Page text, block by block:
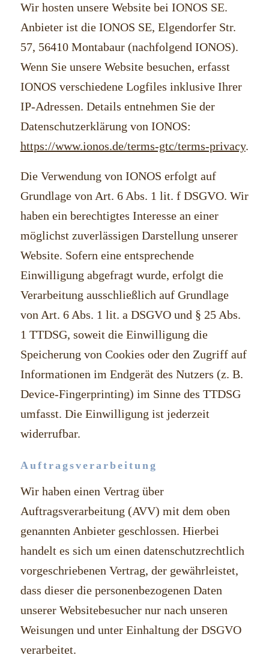
Wir hosten unsere Website bei IONOS SE.
Anbieter ist die IONOS SE, Elgendorfer Str.
57, 56410 Montabaur (nachfolgend IONOS).
Wenn Sie unsere Website besuchen, erfasst
IONOS verschiedene Logfiles inklusive Ihrer
IP-Adressen. Details entnehmen Sie der
Datenschutzerklärung von IONOS:
https://www.ionos.de/terms-gtc/terms-privacy.
Die Verwendung von IONOS erfolgt auf
Grundlage von Art. 6 Abs. 1 lit. f DSGVO. Wir
haben ein berechtigtes Interesse an einer
möglichst zuverlässigen Darstellung unserer
Website. Sofern eine entsprechende
Einwilligung abgefragt wurde, erfolgt die
Verarbeitung ausschließlich auf Grundlage
von Art. 6 Abs. 1 lit. a DSGVO und § 25 Abs.
1 TTDSG, soweit die Einwilligung die
Speicherung von Cookies oder den Zugriff auf
Informationen im Endgerät des Nutzers (z. B.
Device-Fingerprinting) im Sinne des TTDSG
umfasst. Die Einwilligung ist jederzeit
widerrufbar.
Auftragsverarbeitung
Wir haben einen Vertrag über
Auftragsverarbeitung (AVV) mit dem oben
genannten Anbieter geschlossen. Hierbei
handelt es sich um einen datenschutzrechtlich
vorgeschriebenen Vertrag, der gewährleistet,
dass dieser die personenbezogenen Daten
unserer Websitebesucher nur nach unseren
Weisungen und unter Einhaltung der DSGVO
verarbeitet.